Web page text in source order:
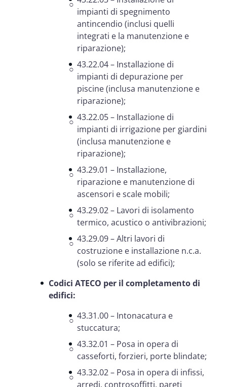
impianti di spegnimento
antincendio (inclusi quelli
integrati e la manutenzione e
riparazione);
43.22.04 – Installazione di
impianti di depurazione per
piscine (inclusa manutenzione e
riparazione);
43.22.05 – Installazione di
impianti di irrigazione per giardini
(inclusa manutenzione e
riparazione);
43.29.01 – Installazione,
riparazione e manutenzione di
ascensori e scale mobili;
43.29.02 – Lavori di isolamento
termico, acustico o antivibrazioni;
43.29.09 – Altri lavori di
costruzione e installazione n.c.a.
(solo se riferite ad edifici);
Codici ATECO per il completamento di
edifici:
43.31.00 – Intonacatura e
stuccatura;
43.32.01 – Posa in opera di
casseforti, forzieri, porte blindate;
43.32.02 – Posa in opera di infissi,
arredi, controsoffitti, pareti